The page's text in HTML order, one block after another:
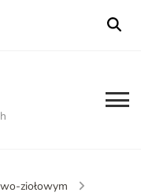
ziołowym